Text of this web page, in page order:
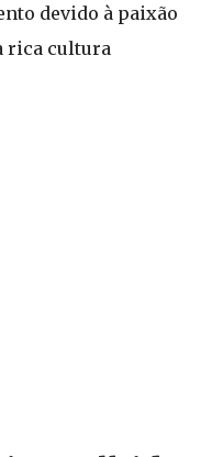
devido à paixão
rica cultura